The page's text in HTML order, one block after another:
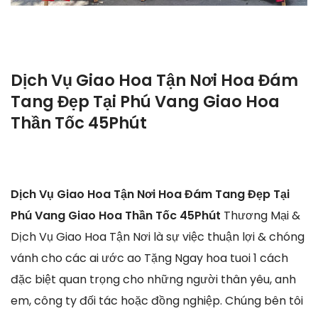
Dịch Vụ Giao Hoa Tận Nơi Hoa Đám
Tang Đẹp Tại Phú Vang Giao Hoa
Thần Tốc 45Phút
Dịch Vụ Giao Hoa Tận Nơi Hoa Đám Tang Đẹp Tại
Phú Vang Giao Hoa Thần Tốc 45Phút Thương Mại &
Dịch Vụ Giao Hoa Tận Nơi là sự việc thuận lợi & chóng
vánh cho các ai ước ao Tặng Ngay hoa tuoi 1 cách
đặc biệt quan trọng cho những người thân yêu, anh
em, công ty đối tác hoặc đồng nghiệp. Chúng bên tôi